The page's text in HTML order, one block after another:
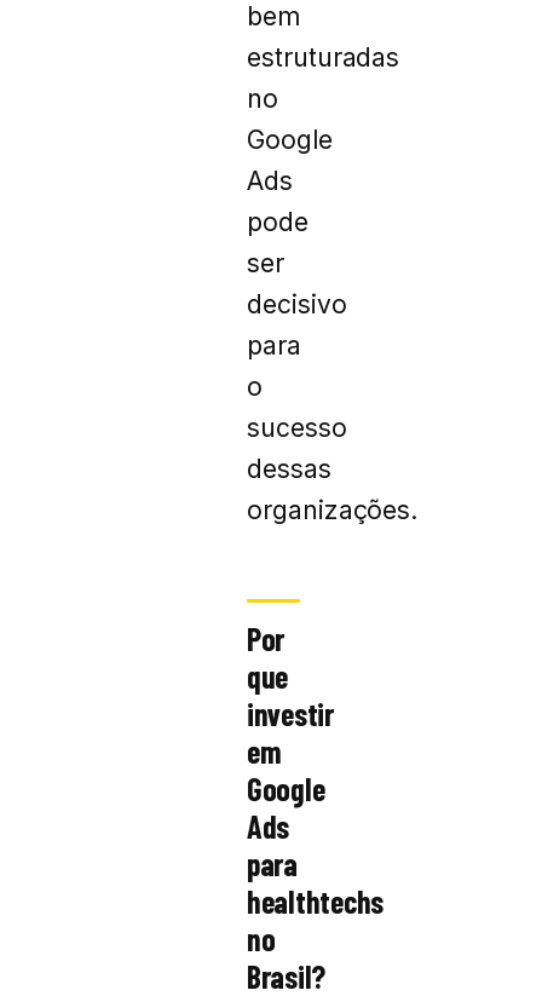
bem
estruturadas
no
Google
Ads
pode
ser
decisivo
para
o
sucesso
dessas
organizações.
Por
que
investir
em
Google
Ads
para
healthtechs
no
Brasil?